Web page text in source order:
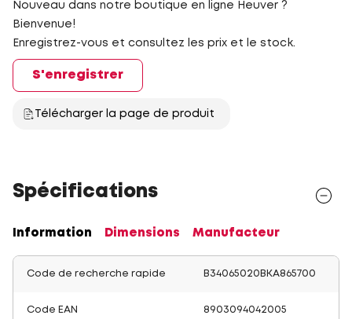
Nouveau dans notre boutique en ligne Heuver ?
Bienvenue!
Enregistrez-vous et consultez les prix et le stock.
S'enregistrer
Télécharger la page de produit
Spécifications
Information Dimensions Manufacteur
Code de recherche rapide B34065020BKA865700
Code EAN 8903094042005